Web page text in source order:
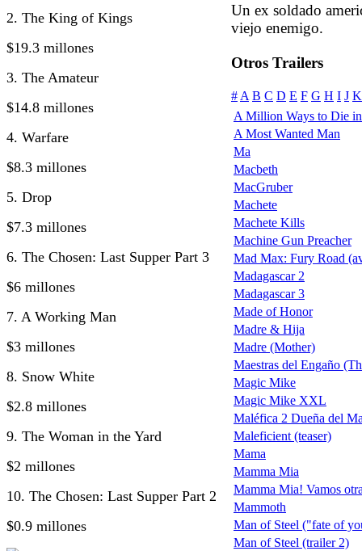
2. The King of Kings
$19.3 millones
3. The Amateur
$14.8 millones
4. Warfare
$8.3 millones
5. Drop
$7.3 millones
6. The Chosen: Last Supper Part 3
$6 millones
7. A Working Man
$3 millones
8. Snow White
$2.8 millones
9. The Woman in the Yard
$2 millones
10. The Chosen: Last Supper Part 2
$0.9 millones
Un ex soldado
viejo enemigo.
Otros Trailers
# A B C D E F G H I J K
A Million Ways to Die
A Most Wanted Man
Ma
Macbeth
MacGruber
Machete
Machete Kills
Machine Gun Preacher
Mad Max: Fury Road
Madagascar 2
Madagascar 3
Made of Honor
Madre & Hija
Madre (Mother)
Maestras del Engaño
Magic Mike
Magic Mike XXL
Maléfica 2 Dueña del
Maleficient (teaser)
Mama
Mamma Mia
Mamma Mia! Vamos
Mammoth
Man of Steel ("fate of
Man of Steel (trailer 2)